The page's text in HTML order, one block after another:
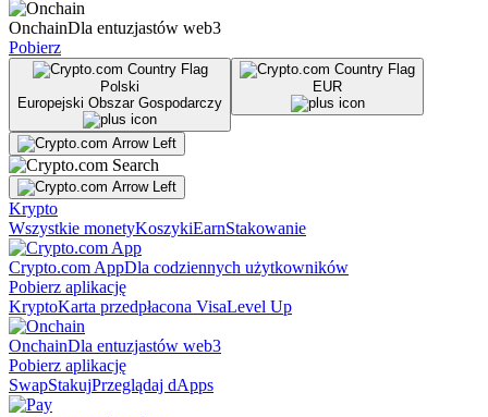
OnchainDla entuzjastów web3
Pobierz
Polski
Europejski Obszar Gospodarczy
EUR
Krypto
Wszystkie monetyKoszykiEarnStakowanie
Crypto.com AppDla codziennych użytkowników
Pobierz aplikację
KryptoKarta przedpłacona VisaLevel Up
OnchainDla entuzjastów web3
Pobierz aplikację
SwapStakujPrzeglądaj dApps